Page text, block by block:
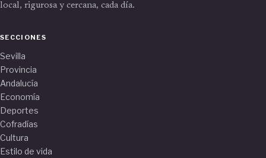
local, rigurosa y cercana, cada día.
SECCIONES
Sevilla
Provincia
Andalucía
Economía
Deportes
Cofradías
Cultura
Estilo de vida